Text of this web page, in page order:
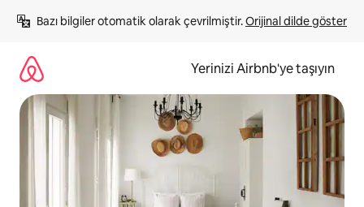
atla
Bazı bilgiler otomatik olarak çevrilmiştir. Orijinal dilde göster
Yerinizi Airbnb'ye taşıyın